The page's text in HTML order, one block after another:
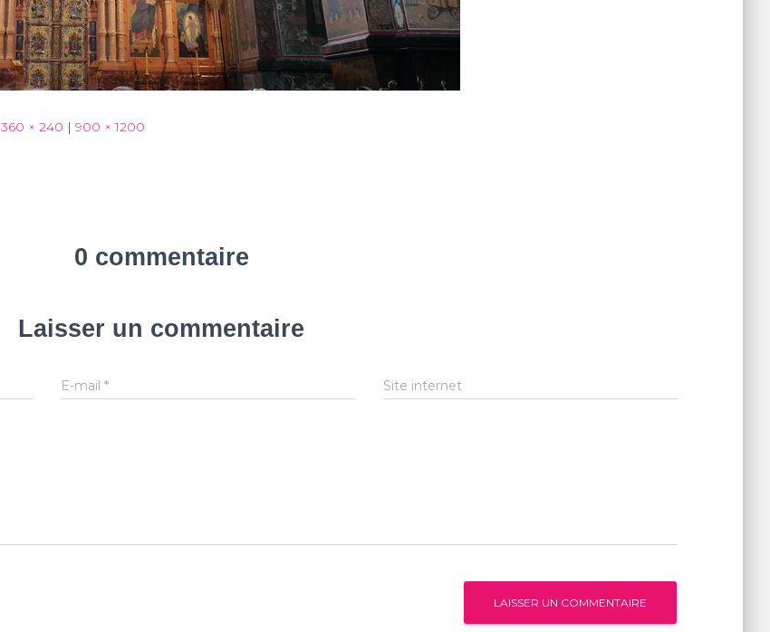
360 × 240 | 900 × 1200
0 commentaire
Laisser un commentaire
E-mail* Site internet